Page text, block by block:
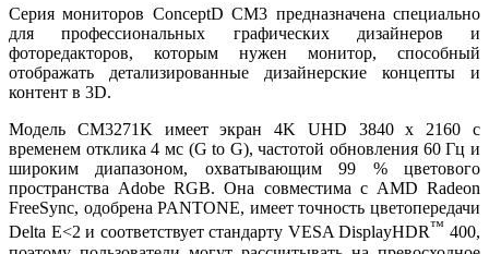
Серия мониторов ConceptD CM3 предназначена специально
для профессиональных графических дизайнеров и
фоторедакторов, которым нужен монитор, способный
отображать детализированные дизайнерские концепты и
контент в 3D.
Модель CM3271K имеет экран 4K UHD 3840 x 2160 с
временем отклика 4 мс (G to G), частотой обновления 60 Гц и
широким диапазоном, охватывающим 99 % цветового
пространства Adobe RGB. Она совместима с AMD Radeon
FreeSync, одобрена PANTONE, имеет точность цветопередачи
Delta E<2 и соответствует стандарту VESA DisplayHDR™ 400,